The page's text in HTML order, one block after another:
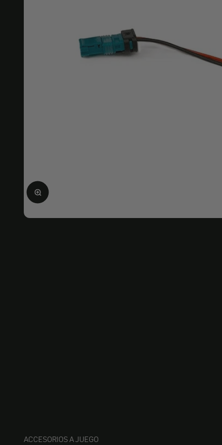
Ampliar la imagen
ACCESORIOS A JUEGO